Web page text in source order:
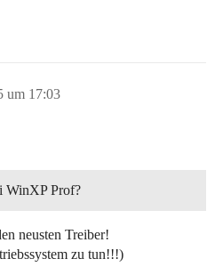
um 17:03
WinXP Prof?
neusten Treiber!
zu tun!!!)